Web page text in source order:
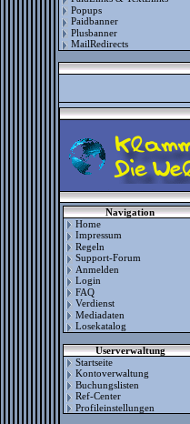
Popups
Paidbanner
Plusbanner
MailRedirects
Navigation
Home
Impressum
Regeln
Support-Forum
Anmelden
Login
FAQ
Verdienst
Mediadaten
Losekatalog
Userverwaltung
Startseite
Kontoverwaltung
Buchungslisten
Ref-Center
Profileinstellungen